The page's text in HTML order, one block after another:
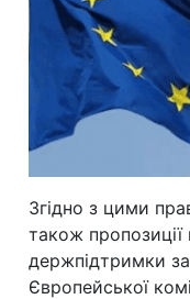
Згідно з цими
також
держпідтримки за
Європейської